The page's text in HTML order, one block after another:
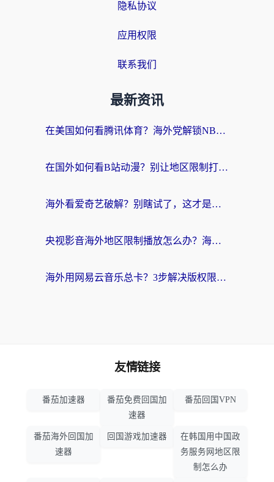
隐私协议
应用权限
联系我们
最新资讯
在美国如何看腾讯体育？海外党解锁NBA欧洲杯直播的终极攻略
在国外如何看B站动漫？别让地区限制打断你的追番节奏
海外看爱奇艺破解？别瞎试了，这才是留学生华人追剧看球的正确打开方式
央视影音海外地区限制播放怎么办？海外党亲测有效的回国加速指南
海外用网易云音乐总卡？3步解决版权限制+卡顿，还能听喜马拉雅！
友情链接
番茄加速器
番茄免费回国加
速器
番茄回国VPN
番茄海外回国加
速器
回国游戏加速器
在韩国用中国政
务服务网地区限
制怎么办